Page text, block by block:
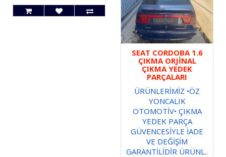
SEAT CORDOBA 1.6
ÇIKMA ORJİNAL
ÇIKMA YEDEK
PARÇALARI
ÜRÜNLERİMİZ •ÖZ
YONCALIK
OTOMOTİV• ÇIKMA
YEDEK PARÇA
GÜVENCESİYLE İADE
VE DEĞİŞİM
GARANTİLİDİR ÜRÜNL..